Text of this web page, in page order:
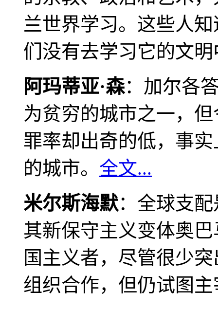
兰世界学习。这些人
们没有去学习它的文
阿玛蒂亚·森：加尔各
为贫穷的城市之一，
罪率却出奇的低，事
的城市。 全文...
米尔斯海默：全球支
其新保守主义变体奥
国主义者，尽管很少
组织合作，但仍试图